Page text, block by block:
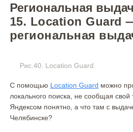
Региональная
15. Location Guard
региональная
Рис.40. Location Guard.
С помощью Location Guard можно
локального поиска, не сообщая
Яндексом понятно, а что там с
Челябинске?